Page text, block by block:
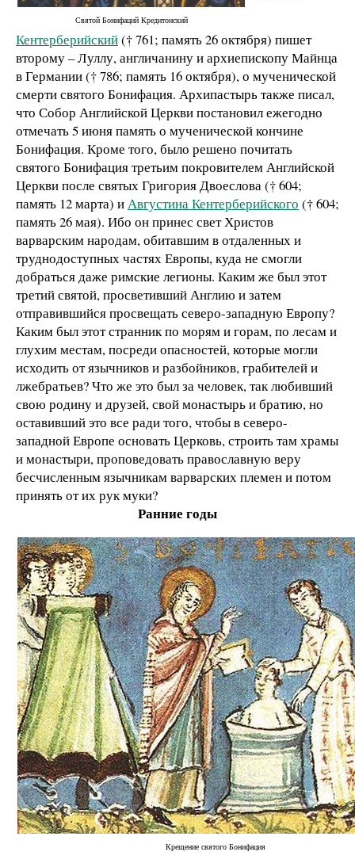
Святой Бонифаций Кредитонский
Кентерберийский(† 761; память 26 октября) пишет
второму – Луллу, англичанину и архиепископу Майнца
в Германии († 786; память 16 октября), о мученической
смерти святого Бонифация. Архипастырь также писал,
что Собор Английской Церкви постановил ежегодно
отмечать 5 июня память о мученической кончине
Бонифация. Кроме того, было решено почитать
святого Бонифация третьим покровителем Английской
Церкви после святых Григория Двоеслова († 604;
память 12 марта) иАвгустина Кентерберийского († 604;
память 26 мая). Ибо он принес свет Христов
варварским народам, обитавшим в отдаленных и
труднодоступных частях Европы, куда не смогли
добраться даже римские легионы. Каким же был этот
третий святой, просветивший Англию и затем
отправившийся просвещать северо-западную Европу?
Каким был этот странник по морям и горам, по лесам и
глухим местам, посреди опасностей, которые могли
исходить от язычников и разбойников, грабителей и
лжебратьев? Что же это был за человек, так любивший
свою родину и друзей, свой монастырь и братию, но
оставивший это все ради того, чтобы в северо-
западной Европе основать Церковь, строить там храмы
и монастыри, проповедовать православную веру
бесчисленным язычникам варварских племен и потом
принять от их рук муки?
Ранние годы
Крещение святого Бонифация